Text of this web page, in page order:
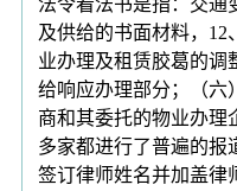
及供给的书面材料，
业办理及租赁胶葛的调
给响应办理部分；（六
商和其委托的物业办理
多家都进行了普遍的报
签订律师姓名并加盖律